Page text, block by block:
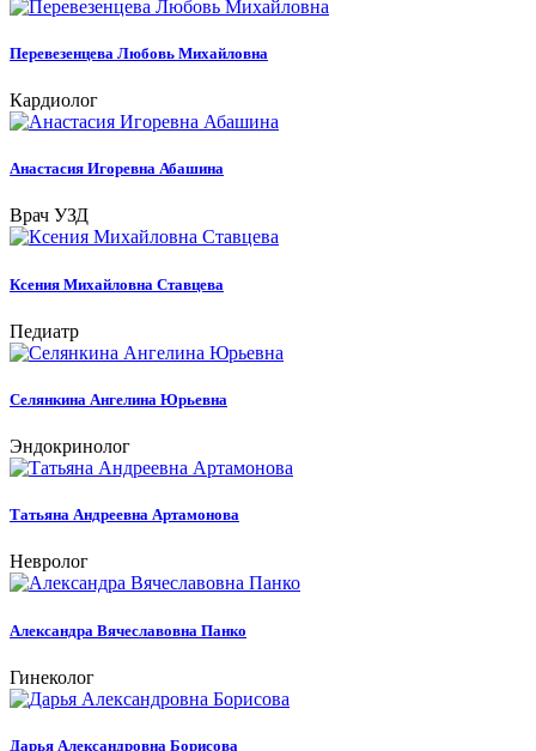
Перевезенцева Любовь Михайловна
Кардиолог
Анастасия Игоревна Абашина
Врач УЗД
Ксения Михайловна Ставцева
Педиатр
Селянкина Ангелина Юрьевна
Эндокринолог
Татьяна Андреевна Артамонова
Невролог
Александра Вячеславовна Панко
Гинеколог
Дарья Александровна Борисова